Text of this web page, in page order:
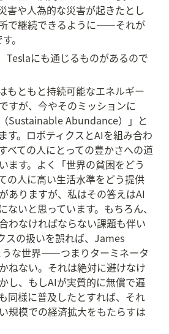
害や人為的な災害が起きたとし
で継続できるように——それが
。
Teslaにも通じるものがあるので
もともと持続可能なエネルギー
すが、今やそのミッションに
Sustainable Abundance）」と
す。ロボティクスとAIを組み合わ
べての人にとっての豊かさへの道
ます。よく「世界の貧困をどう
の人に高い生活水準をどう提供
ありますが、私はその答えはAI
ないと思っています。もちろん、
わなければならない課題も伴い
スの扱いを誤れば、James
な世界——つまりターミネータ
ない。それは絶対に避けなけ
し、もしAIが実質的に無償で遍
同様に普及したとすれば、それ
規模での経済拡大をもたらすは